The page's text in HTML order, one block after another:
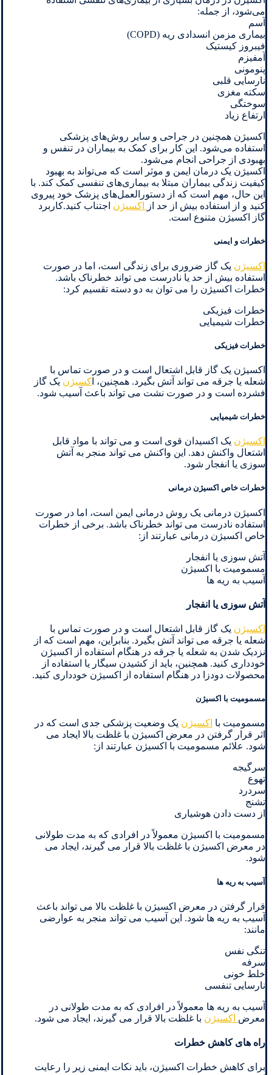
می‌شود، از جمله:
آسم
بیماری مزمن انسدادی ریه (COPD)
فیبروز کیستیک
آمفیزم
پنومونی
نارسایی قلبی
سکته مغزی
سوختگی
ارتفاع زیاد
اکسیژن همچنین در جراحی و سایر روش‌های پزشکی
استفاده می‌شود. این کار برای کمک به بیماران در تنفس و
بهبودی از جراحی انجام می‌شود.
اکسیژن یک درمان ایمن و موثر است که می‌تواند به بهبود
کیفیت زندگی بیماران مبتلا به بیماری‌های تنفسی کمک کند. با
این حال، مهم است که از دستورالعمل‌های پزشک خود پیروی
کنید و از استفاده بیش از حد از
اکسیژن اجتناب کنید.کاربرد
گاز اکسیژن متنوع است.
خطرات و ایمنی
اکسیژن یک گاز ضروری برای زندگی است، اما در صورت
استفاده بیش از حد یا نادرست می تواند خطرناک باشد.
خطرات اکسیژن را می توان به دو دسته تقسیم کرد:
خطرات فیزیکی
خطرات شیمیایی
خطرات فیزیکی
اکسیژن یک گاز قابل اشتعال است و در صورت تماس با
شعله یا جرقه می تواند آتش بگیرد. همچنین، ا کسیژن یک گاز
فشرده است و در صورت نشت می تواند باعث آسیب شود.
خطرات شیمیایی
اکسیژن یک اکسیدان قوی است و می تواند با مواد قابل
اشتعال واکنش دهد. این واکنش می تواند منجر به آتش
سوزی یا انفجار شود.
خطرات خاص اکسیژن درمانی
اکسیژن درمانی یک روش درمانی ایمن است، اما در صورت
استفاده نادرست می تواند خطرناک باشد. برخی از خطرات
خاص اکسیژن درمانی عبارتند از:
آتش سوزی یا انفجار
مسمومیت با اکسیژن
آسیب به ریه ها
آتش سوزی یا انفجار
اکسیژن یک گاز قابل اشتعال است و در صورت تماس با
شعله یا جرقه می تواند آتش بگیرد. بنابراین، مهم است که از
نزدیک شدن به شعله یا جرقه در هنگام استفاده از اکسیژن
خودداری کنید. همچنین، باید از کشیدن سیگار یا استفاده از
محصولات دودزا در هنگام استفاده از اکسیژن خودداری کنید.
مسمومیت با اکسیژن
مسمومیت با اکسیژن یک وضعیت پزشکی جدی است که در
اثر قرار گرفتن در معرض اکسیژن با غلظت بالا ایجاد می
شود. علائم مسمومیت با اکسیژن عبارتند از:
سرگیجه
تهوع
سردرد
تشنج
از دست دادن هوشیاری
مسمومیت با اکسیژن معمولاً در افرادی که به مدت طولانی
در معرض اکسیژن با غلظت بالا قرار می گیرند، ایجاد می
شود.
آسیب به ریه ها
قرار گرفتن در معرض اکسیژن با غلظت بالا می تواند باعث
آسیب به ریه ها شود. این آسیب می تواند منجر به عوارضی
مانند:
تنگی نفس
سرفه
خلط خونی
نارسایی تنفسی
آسیب به ریه ها معمولاً در افرادی که به مدت طولانی در
معرض اکسیژن با غلظت بالا قرار می گیرند، ایجاد می شود.
راه های کاهش خطرات
برای کاهش خطرات اکسیژن، باید نکات ایمنی زیر را رعایت